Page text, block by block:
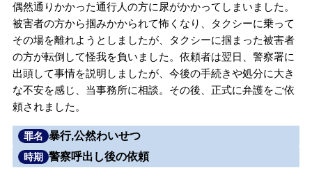
無料相談の口コミ評判
刑事事件について 知りたい方
偶然通りかかった通行人の方に尿がかかってしまいました。
被害者の方から掴みかかられて怖くなり、タクシーに乗って
その場を離れようとしましたが、タクシーに掴まった被害者
の方が転倒して怪我を負いました。依頼者は翌日、警察署に
出頭して事情を説明しましたが、今後の手続きや処分に大き
な不安を感じ、当事務所に相談。その後、正式に弁護をご依
頼されました。
罪名 暴行,公然わいせつ
時期 警察呼出し後の依頼